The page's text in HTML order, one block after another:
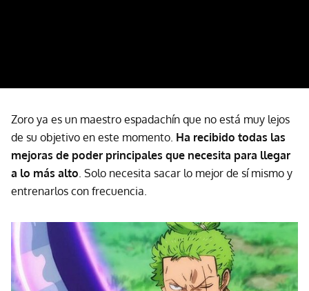
Zoro ya es un maestro espadachín que no está muy lejos
de su objetivo en este momento. Ha recibido todas las
mejoras de poder principales que necesita para llegar
a lo más alto. Solo necesita sacar lo mejor de sí mismo y
entrenarlos con frecuencia.